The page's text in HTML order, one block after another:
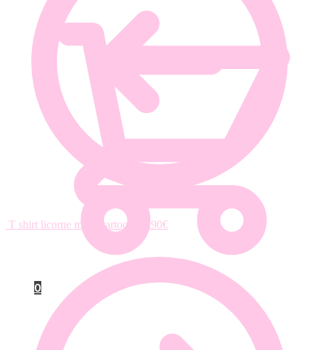
0
T shirt licorne motif cartoon 14.90€